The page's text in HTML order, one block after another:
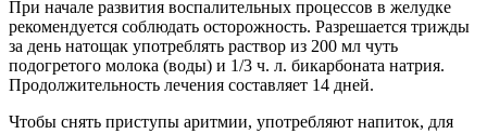
При начале развития воспалительных процессов в желудке
рекомендуется соблюдать осторожность. Разрешается трижды
за день натощак употреблять раствор из 200 мл чуть
подогретого молока (воды) и 1/3 ч. л. бикарбоната натрия.
Продолжительность лечения составляет 14 дней.
Чтобы снять приступы аритмии, употребляют напиток, для